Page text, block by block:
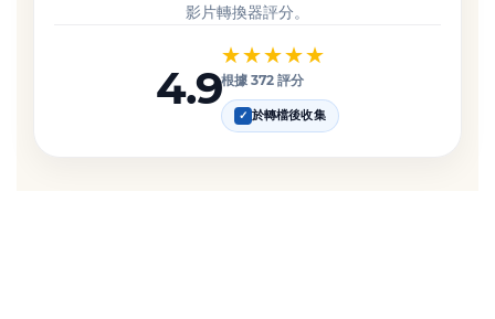
影片轉換器評分。
4.9
★★★★★
根據 372 評分
✓ 於轉檔後收集